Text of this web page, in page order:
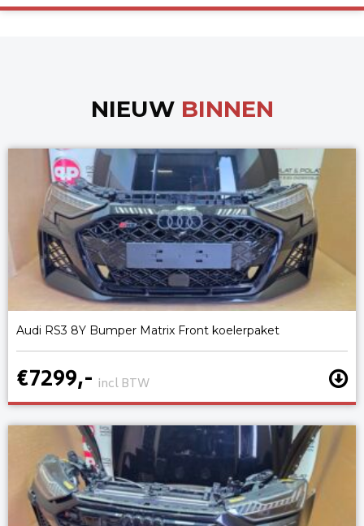
NIEUW BINNEN
Audi RS3 8Y Bumper Matrix Front koelerpaket
€7299,- incl BTW